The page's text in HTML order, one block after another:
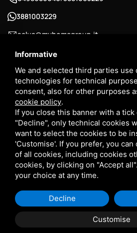
Informative
We and selected third parties use
technologies for technical
consent, also for other purposes
cookie policy.
If you close this banner with a tick
"Decline", only technical cookies
want to select the cookies to be
'Customise'. If you prefer, you
of all cookies, including cookies
cookies, by clicking on "Accept
your choice at any time.
Customise
Decline
3881003229
selva@myhomegroup.it
Padua Street , 12/E - 35030 ,
P.IVA: 03744680285
My Home Group srl - P. VAT
Sitemap- Privacy Policy- This site is
reCAPTCHA v3,Privacy Policye